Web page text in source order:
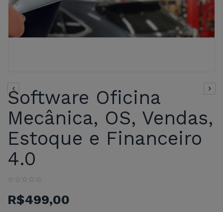
Software Oficina
Mecânica, OS, Vendas,
Estoque e Financeiro
4.0
R$499,00